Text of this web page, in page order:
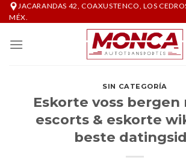
Skip
to
JACARANDAS 42, COAXUSTENCO, LOS
MÉX.
SIN CATEGORÍA
Eskorte voss bergen
escorts & eskorte
beste